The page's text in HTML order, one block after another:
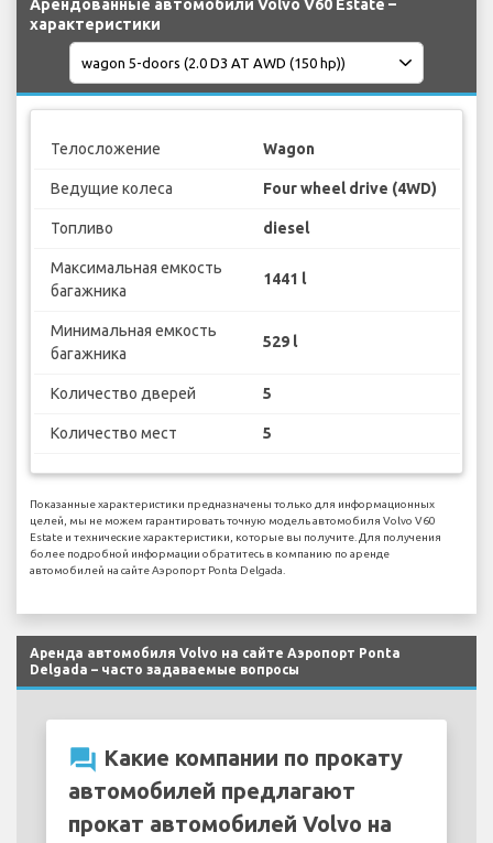
Арендованные автомобили Volvo V60 Estate –
характеристики
Телосложение Wagon
Ведущие колеса Four wheel drive (4WD)
Топливо diesel
Максимальная емкость
багажника
1441 l
Минимальная емкость
багажника
529 l
Количество дверей 5
Количество мест 5
Показанные характеристики предназначены только для информационных
целей, мы не можем гарантировать точную модель автомобиля Volvo V60
Estate и технические характеристики, которые вы получите. Для получения
более подробной информации обратитесь в компанию по аренде
автомобилей на сайте Аэропорт Ponta Delgada.
Аренда автомобиля Volvo на сайте Аэропорт Ponta
Delgada – часто задаваемые вопросы
question_answer Какие компании по прокату
автомобилей предлагают
прокат автомобилей Volvo на